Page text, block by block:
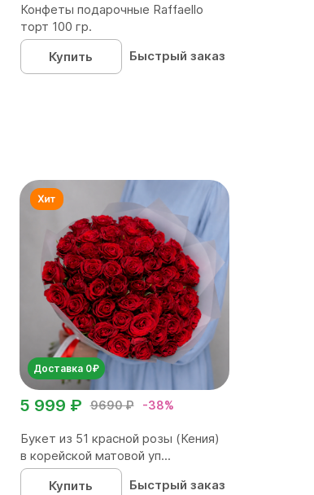
Конфеты подарочные Raffaello
торт 100 гр.
Купить
Быстрый заказ
Доставка 0₽
9690 ₽ -38%
5 999 ₽
Букет из 51 красной розы (Кения)
в корейской матовой уп...
Купить
Быстрый заказ